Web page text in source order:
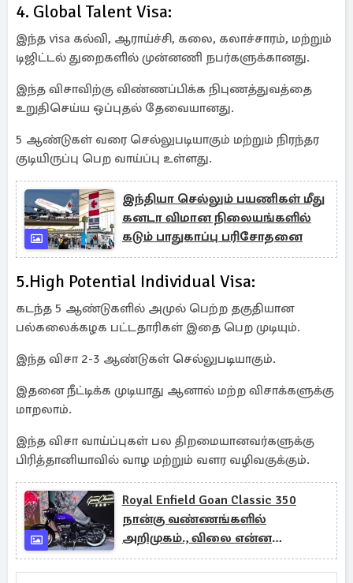
4. Global Talent Visa:
இந்த visa கல்வி, ஆராய்ச்சி, கலை, கலாச்சாரம், மற்றும்
டிஜிட்டல் துறைகளில் முன்னணி நபர்களுக்கானது.
இந்த விசாவிற்கு விண்ணப்பிக்க நிபுணத்துவத்தை
உறுதிசெய்ய ஒப்புதல் தேவையானது.
5 ஆண்டுகள் வரை செல்லுபடியாகும் மற்றும் நிரந்தர
குடியிருப்பு பெற வாய்ப்பு உள்ளது.
இந்தியா செல்லும் பயணிகள் மீது
கனடா விமான நிலையங்களில்
கடும் பாதுகாப்பு பரிசோதனை
5.High Potential Individual Visa:
கடந்த 5 ஆண்டுகளில் அமுல் பெற்ற தகுதியான
பல்கலைக்கழக பட்டதாரிகள் இதை பெற முடியும்.
இந்த விசா 2-3 ஆண்டுகள் செல்லுபடியாகும்.
இதனை நீட்டிக்க முடியாது ஆனால் மற்ற விசாக்களுக்கு
மாறலாம்.
இந்த விசா வாய்ப்புகள் பல திறமையானவர்களுக்கு
பிரித்தானியாவில் வாழ மற்றும் வளர வழிவகுக்கும்.
Royal Enfield Goan Classic 350
நான்கு வண்ணங்களில்
அறிமுகம்., விலை என்ன
தெரியுமா?